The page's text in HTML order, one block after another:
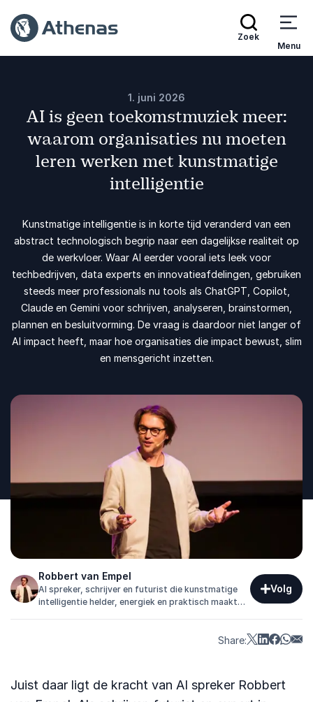
Zoek
Menu
1. juni 2026
AI is geen toekomstmuziek meer:
waarom organisaties nu moeten
leren werken met kunstmatige
intelligentie
Kunstmatige intelligentie is in korte tijd veranderd van een
abstract technologisch begrip naar een dagelijkse realiteit op
de werkvloer. Waar AI eerder vooral iets leek voor
techbedrijven, data experts en innovatieafdelingen, gebruiken
steeds meer professionals nu tools als ChatGPT, Copilot,
Claude en Gemini voor schrijven, analyseren, brainstormen,
plannen en besluitvorming. De vraag is daardoor niet langer of
AI impact heeft, maar hoe organisaties die impact bewust, slim
en mensgericht inzetten.
Robbert van Empel
AI spreker, schrijver en futurist die kunstmatige
intelligentie helder, energiek en praktisch maakt
Volg
Share:
Juist daar ligt de kracht van AI spreker Robbert